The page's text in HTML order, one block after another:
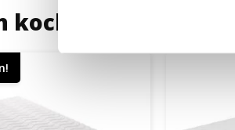
kochten ook